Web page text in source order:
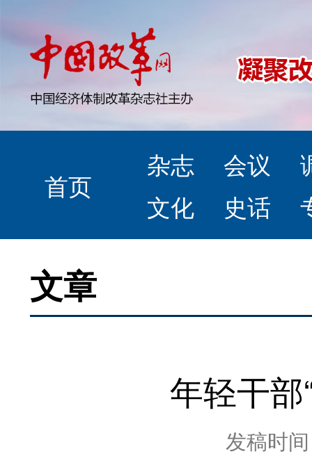
首页
杂志 会议
文化
史话
文章
年轻干部
发稿时